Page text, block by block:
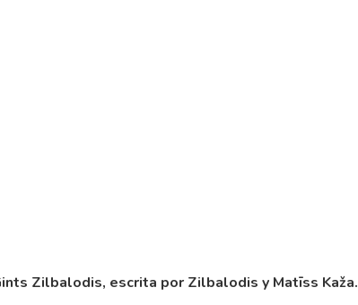
Zilbalodis, escrita por Zilbalodis y Matīss Kaža.